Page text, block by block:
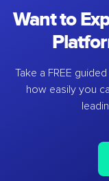
Want to
Take a FREE
how easily you